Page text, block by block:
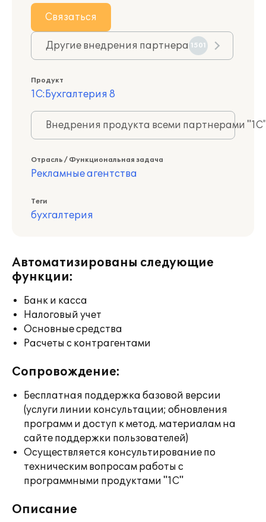
Связаться
Другие внедрения партнера 1501
Продукт
1С:Бухгалтерия 8
Внедрения продукта всеми партнерами
Отрасль / Функциональная задача
Рекламные агентства
Теги
бухгалтерия
Автоматизированы следующие
функции:
Банк и касса
Налоговый учет
Основные средства
Расчеты с контрагентами
Сопровождение:
Бесплатная поддержка базовой версии
(услуги линии консультации; обновления
программ и доступ к метод. материалам на
сайте поддержки пользователей)
Осуществляется консультирование по
техническим вопросам работы с
программными продуктами "1С"
Описание